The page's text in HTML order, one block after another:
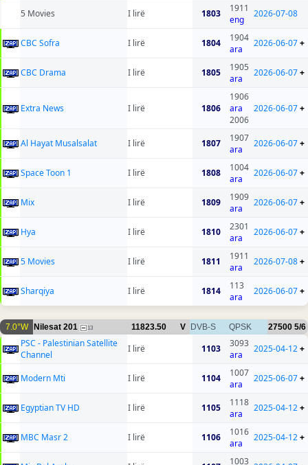
5 Movies I lirë 1803
1911
eng
2026-07-08
CBC Sofra I lirë 1804
1904
ara
2026-06-07+
CBC Drama I lirë 1805
1905
ara
2026-06-07+
Extra News I lirë 1806
1906
ara
2006
2026-06-07+
Al Hayat Musalsalat I lirë 1807
1907
ara
2026-06-07+
Space Toon 1 I lirë 1808
1004
ara
2026-06-07+
Mix I lirë 1809
1909
ara
2026-06-07+
Hya I lirë 1810
2301
ara
2026-06-07+
5 Movies I lirë 1811
1911
ara
2026-07-08+
Sharqiya I lirë 1814
113
ara
2026-06-07+
7.0°W Nilesat 201 13 11823.50 V DVB-S QPSK 27500 5/6
PSC - Palestinian Satellite
Channel
I lirë 1103
3093
ara
2025-04-12+
Modern Mti I lirë 1104
1007
ara
2025-06-07+
Egyptian TV HD I lirë 1105
1118
ara
2025-04-12+
MBC Masr 2 I lirë 1106
1016
ara
2025-04-12+
1003